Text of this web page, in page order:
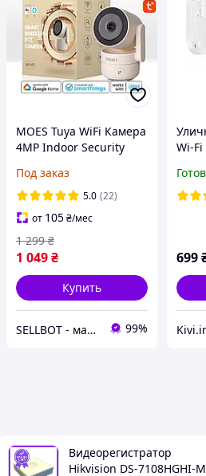
MOES Tuya WiFi Камера
4MP Indoor Security
Vision and Motion
Detection Google Home,
Alexa (WCM-P52)
Под заказ
5.0 (22)
от 105 ₴/мес
1 049 ₴
1 299 ₴
Купить
SELLBOT - магазин розумної техніки 99%
Wi-
699
Видеорегистратор
Hikvision DS-7108HGHI-